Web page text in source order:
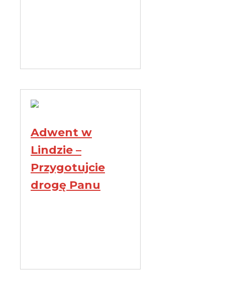
Adwent w
Lindzie –
Przygotujcie
drogę Panu